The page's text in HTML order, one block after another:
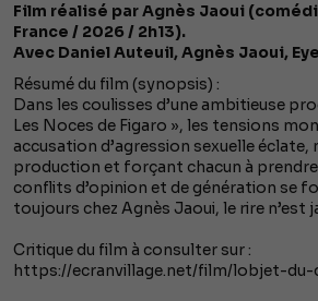
Film réalisé par Agnès Jaoui
France / 2026 / 2h13).
Avec Daniel Auteuil, Agnès Jaoui,
Résumé du film (synopsis) :
Dans les coulisses d’une ambitieuse
Les Noces de Figaro », les tensions
accusation d’agression sexuelle
production et forçant chacun à
conflits d’opinion et de génération se
toujours chez Agnès Jaoui, le rire n’est
Critique du film à consulter sur :
https://ecranvillage.net/film/lobjet-du-